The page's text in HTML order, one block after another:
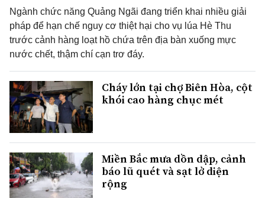
Ngành chức năng Quảng Ngãi đang triển khai nhiều giải
pháp để hạn chế nguy cơ thiệt hại cho vụ lúa Hè Thu
trước cảnh hàng loạt hồ chứa trên địa bàn xuống mực
nước chết, thậm chí cạn trơ đáy.
Cháy lớn tại chợ Biên Hòa, cột
khói cao hàng chục mét
Miền Bắc mưa dồn dập, cảnh
báo lũ quét và sạt lở diện
rộng